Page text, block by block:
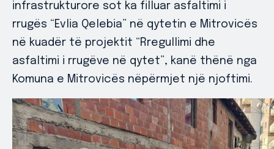
infrastrukturore sot ka filluar asfaltimi i
rrugës “Evlia Qelebia” në qytetin e Mitrovicës
në kuadër të projektit “Rregullimi dhe
asfaltimi i rrugëve në qytet”, kanë thënë nga
Komuna e Mitrovicës nëpërmjet një njoftimi.